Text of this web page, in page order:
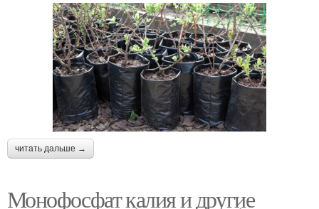
читать дальше →
Монофосфат калия и другие